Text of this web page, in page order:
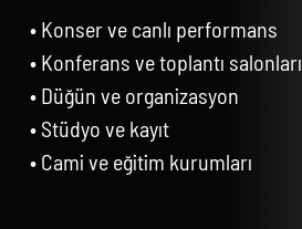
• Konser ve canlı performans
• Konferans ve toplantı salonları
• Düğün ve organizasyon
• Stüdyo ve kayıt
• Cami ve eğitim kurumları